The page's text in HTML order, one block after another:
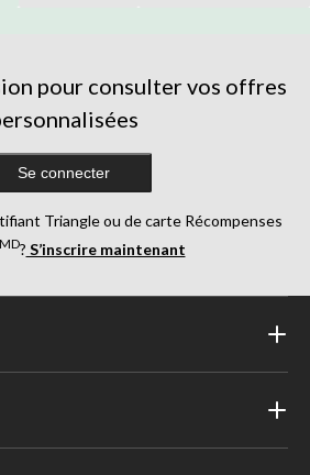
pour consulter vos offres
Se connecter
Triangle ou de carte Récompenses
MD? S’inscrire maintenant